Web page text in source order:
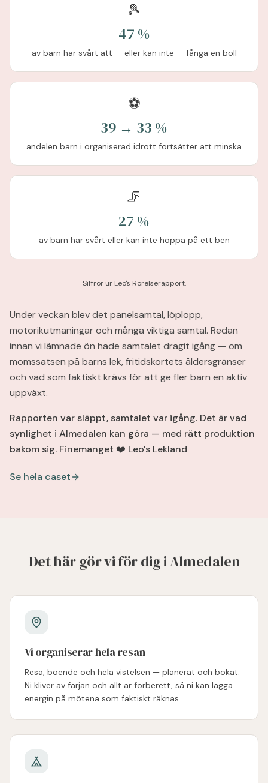
🎾
47 %
av barn har svårt att — eller kan inte — fånga en boll
⚽
39 → 33 %
andelen barn i organiserad idrott fortsätter att minska
🦵
27 %
av barn har svårt eller kan inte hoppa på ett ben
Siffror ur Leo's Rörelserapport.
Under veckan blev det panelsamtal, löplopp,
motorikutmaningar och många viktiga samtal. Redan
innan vi lämnade ön hade samtalet dragit igång — om
momssatsen på barns lek, fritidskortets åldersgränser
och vad som faktiskt krävs för att ge fler barn en aktiv
uppväxt.
Rapporten var släppt, samtalet var igång. Det är vad
synlighet i Almedalen kan göra — med rätt produktion
bakom sig. Finemanget ❤️ Leo's Lekland
Se hela caset
Det här gör vi för dig i Almedalen
Vi organiserar hela resan
Resa, boende och hela vistelsen — planerat och bokat.
Ni kliver av färjan och allt är förberett, så ni kan lägga
energin på mötena som faktiskt räknas.